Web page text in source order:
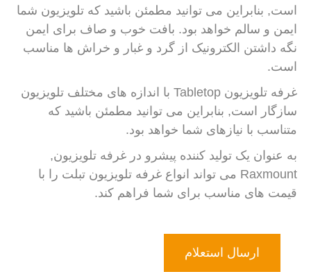
است, بنابراین می توانید مطمئن باشید که تلویزیون شما
ایمن و سالم خواهد بود. بافت خوب و صاف برای ایمن
نگه داشتن الکترونیک از گرد و غبار و خراش ها مناسب
است.
غرفه تلویزیون Tabletop با اندازه های مختلف تلویزیون
سازگار است, بنابراین می توانید مطمئن باشید که
متناسب با نیازهای شما خواهد بود.
به عنوان یک تولید کننده پیشرو در غرفه تلویزیون,
Raxmount می تواند انواع غرفه تلویزیون تبلت را با
قیمت های مناسب برای شما فراهم کند.
ارسال استعلام